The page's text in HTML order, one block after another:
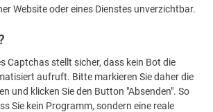
Website oder eines Dienstes unverzichtbar.
Captchas stellt sicher, dass kein Bot die
aufruft. Bitte markieren Sie daher die
und klicken Sie den Button "Absenden". So
Sie kein Programm, sondern eine reale